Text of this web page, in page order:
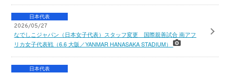
日本代表
2026/05/27
なでしこジャパン（日本女子代表）スタッフ変更 国際親善試合 南アフ
リカ女子代表戦（6.6 大阪／YANMAR HANASAKA STADIUM）
日本代表